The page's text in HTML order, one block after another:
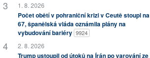
➥
1. 8. 2026
Počet obětí v pohraniční krizi v Ceutě stoupl na
67, španělská vláda oznámila plány na
vybudování bariéry 9924
2. 8. 2026
Trump ustoupil od útoků na Írán po varování ze